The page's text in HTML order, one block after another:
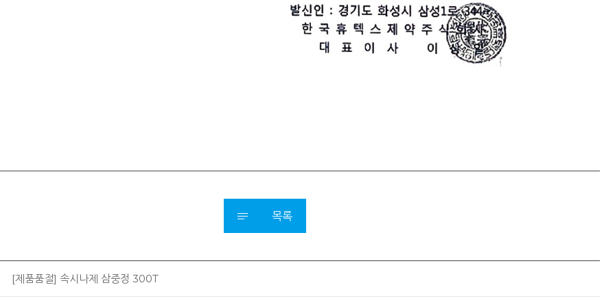
목록
[제품품절] 속시나제 삼중정 300T